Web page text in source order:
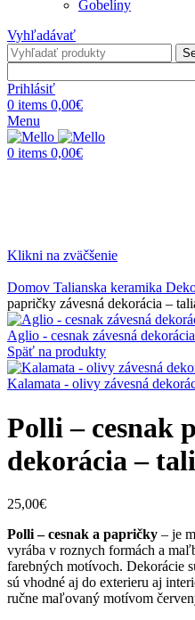
Gobelíny
Vyhľadávať
Prihlásiť
0 items 0,00€
Menu
0 items 0,00€
Klikni na zväčšenie
Domov Talianska keramika
papričky závesná dekorácia –
Aglio - cesnak závesná
Späť na produkty
Kalamata - olivy závesná
Polli – cesnak
dekorácia –
25,00€
Polli – cesnak a papričky – je
vyrába v roznych formách a
farebných motívoch. Dekorácie
sú vhodné aj do exterieru aj
ručne maľovaný motívom